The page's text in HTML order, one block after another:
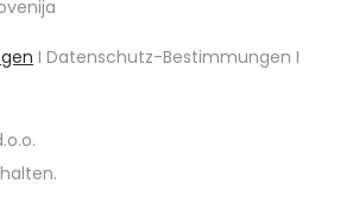
I Datenschutz-Bestimmungen I